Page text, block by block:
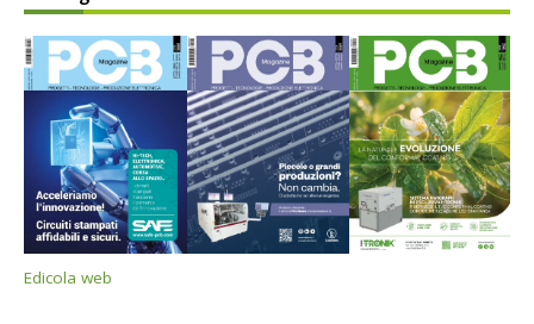
Edicola web